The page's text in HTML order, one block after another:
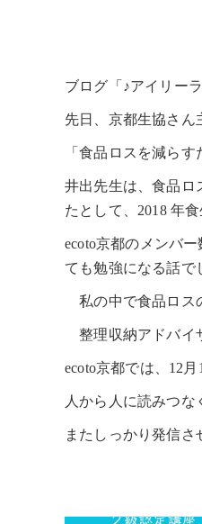
ブログ「♪アイリー
先日、京都生協さん
「食品ロスを減ら
井出先生は、食品ロ
たとして、2018 年
ecoto京都のメンバ
ても勉強になる話で
私の中で食品ロス
整理収納アドバイ
ecoto京都では、12
人から人に読みつな
またしっかり発信さ